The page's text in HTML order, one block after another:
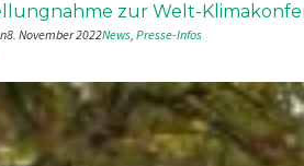
zur Welt-
8. November 2022News, Presse-Infos